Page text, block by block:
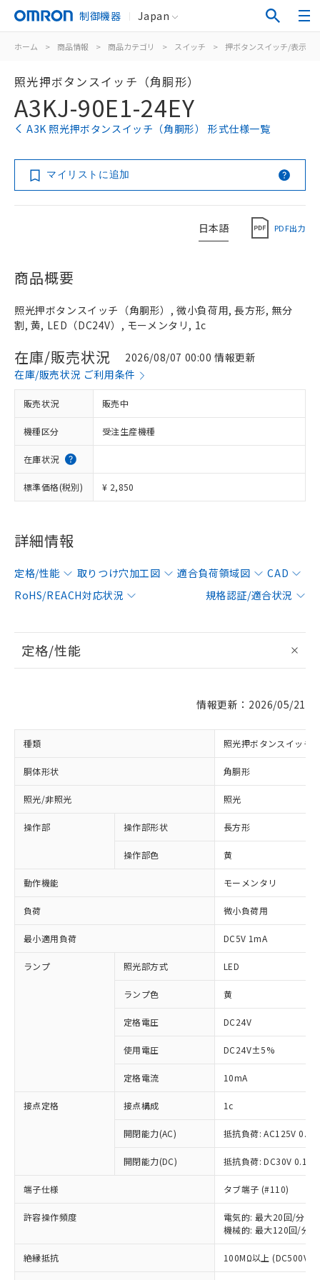
制御機器 Japan
ホーム > 商品情報 > 商品カテゴリ > スイッチ > 押ボタンスイッチ/表示灯
照光押ボタンスイッチ（角胴形）
A3KJ-90E1-24EY
A3K 照光押ボタンスイッチ（角胴形） 形式仕様一覧
マイリストに追加
日本語 PDF出力
商品概要
照光押ボタンスイッチ（角胴形）, 微小負荷用, 長方形, 無分
割, 黄, LED（DC24V）, モーメンタリ, 1c
在庫/販売状況
2026/08/07 00:00 情報更新
在庫/販売状況 ご利用条件
販売状況 販売中
機種区分 受注生産機種
在庫状況
標準価格(税別) ¥ 2,850
詳細情報
定格/性能 取りつけ穴加工図 適合負荷領域図
CAD
RoHS/REACH対応状況
規格認証/適合状況
定格/性能
情報更新：2026/05/21
種類 照光押ボタンスイッチ
胴体形状 角胴形
照光/非照光 照光
操作部 操作部形状 長方形
操作部色 黄
動作機能 モーメンタリ
負荷 微小負荷用
最小適用負荷 DC5V 1mA
ランプ 照光部方式 LED
ランプ色 黄
定格電圧 DC24V
使用電圧 DC24V±5%
定格電流 10mA
接点定格 接点構成 1c
開閉能力(AC) 抵抗負荷: AC125V 0.1A
開閉能力(DC) 抵抗負荷: DC30V 0.1A
端子仕様 タブ端子 (#110)
許容操作頻度
電気的: 最大20回/分
機械的: 最大120回/分
絶縁抵抗 100MΩ以上 (DC500Vメ
※1 対応状況
対応済み：EU RoHS指令（10物質）の
非含有に対応した製品が提供可能な商品で